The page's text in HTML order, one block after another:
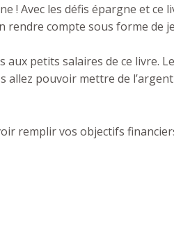
! Avec les défis épargne et ce
rendre compte sous forme de
aux petits salaires de ce livre.
allez pouvoir mettre de
remplir vos objectifs